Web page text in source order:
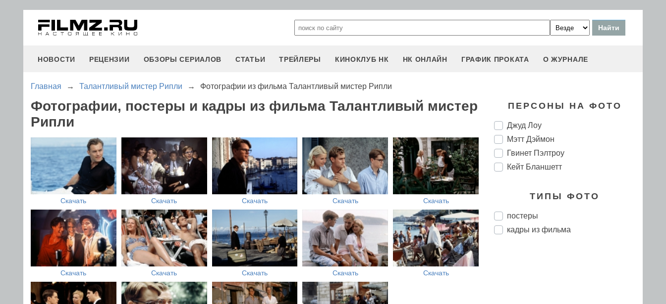
НОВОСТИ РЕЦЕНЗИИ ОБЗОРЫ СЕРИАЛОВ СТАТЬИ ТРЕЙЛЕРЫ КИНОКЛУБ НК НК ОНЛАЙН ГРАФИК ПРОКАТА О ЖУРНАЛЕ
Главная → Талантливый мистер Рипли → Фотографии из фильма Талантливый мистер Рипли
Фотографии, постеры и кадры из фильма Талантливый мистер
Рипли
Скачать Скачать Скачать Скачать Скачать
Скачать Скачать Скачать Скачать Скачать
ПЕРСОНЫ НА ФОТО
Джуд Лоу
Мэтт Дэймон
Гвинет Пэлтроу
Кейт Бланшетт
ТИПЫ ФОТО
постеры
кадры из фильма